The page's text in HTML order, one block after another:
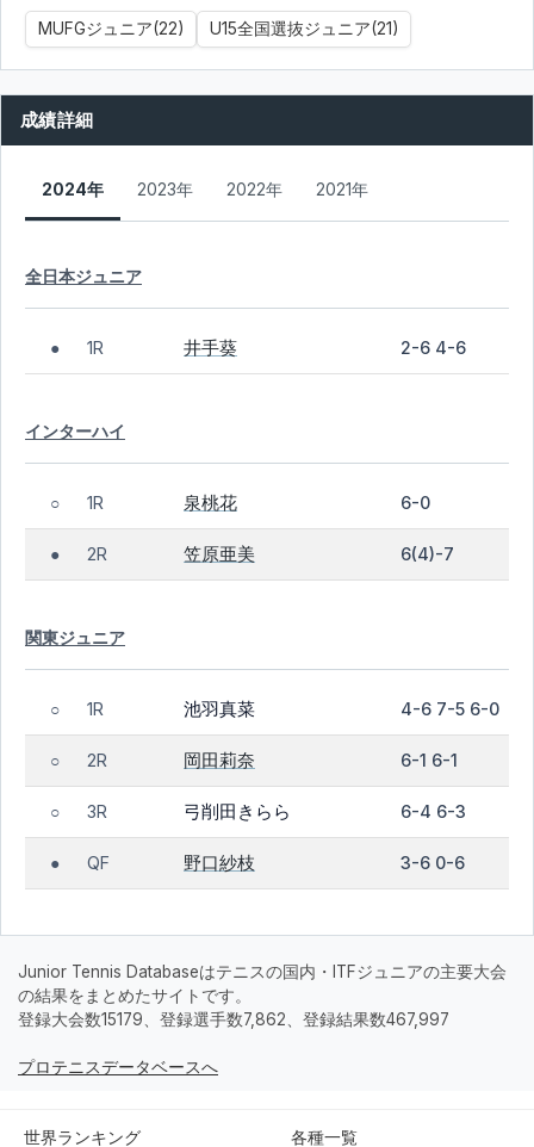
MUFGジュニア(22) U15全国選抜ジュニア(21)
成績詳細
2024年 2023年 2022年 2021年
全日本ジュニア
● 1R 井手葵 2-6 4-6
インターハイ
○ 1R 泉桃花 6-0
● 2R 笠原亜美 6(4)-7
関東ジュニア
○ 1R 池羽真菜 4-6 7-5 6-0
○ 2R 岡田莉奈 6-1 6-1
○ 3R 弓削田きらら 6-4 6-3
● QF 野口紗枝 3-6 0-6
Junior Tennis Databaseはテニスの国内・ITFジュニアの主要大会
の結果をまとめたサイトです。
登録大会数15179、登録選手数7,862、登録結果数467,997
プロテニスデータベースへ
世界ランキング 各種一覧